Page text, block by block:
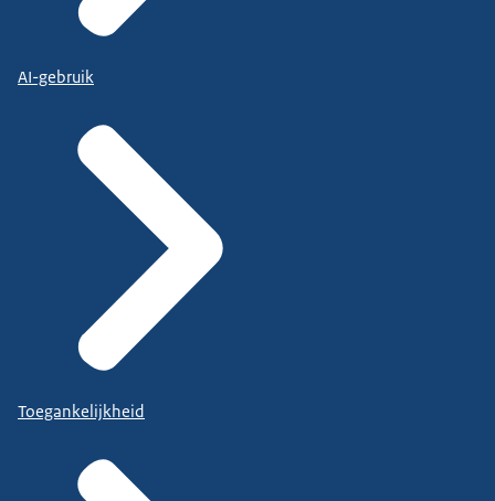
AI-gebruik
Toegankelijkheid